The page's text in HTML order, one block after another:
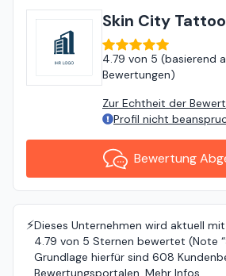
Skin City
4.79 von 5 (basierend
Bewertungen)
Zur Echtheit der
Profil nicht
Bewertung
⚡️Dieses Unternehmen wird aktuell
4.79 von 5 Sternen bewertet (Note
Grundlage hierfür sind 608
Bewertungsportalen. Mehr Infos